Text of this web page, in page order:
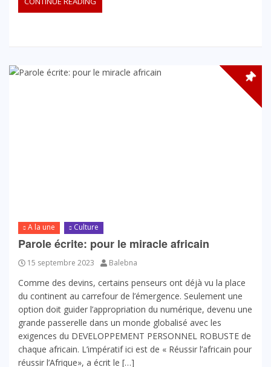
A la une Culture
Parole écrite: pour le miracle africain
15 septembre 2023 Balebna
Comme des devins, certains penseurs ont déjà vu la place
du continent au carrefour de l’émergence. Seulement une
option doit guider l’appropriation du numérique, devenu une
grande passerelle dans un monde globalisé avec les
exigences du DEVELOPPEMENT PERSONNEL ROBUSTE de
chaque africain. L’impératif ici est de « Réussir l’africain pour
réussir l’Afrique», a écrit le […]